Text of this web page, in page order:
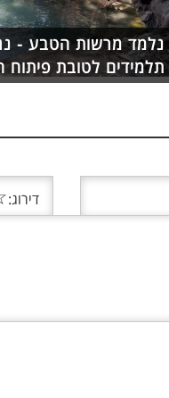
נלמד מרשות הטבע -
תלמידים לטובת פיתוח
דירוג: